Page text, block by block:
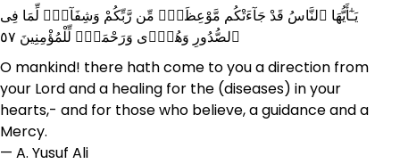
يَـٰٓأَيُّهَا ٱلنَّاسُ قَدْ جَآءَتْكُم مَّوْعِظَةٌۭ مِّن رَّبِّكُمْ وَشِفَآءٌۭ لِّمَا فِى
ٱلصُّدُورِ وَهُدًۭى وَرَحْمَةٌۭ لِّلْمُؤْمِنِينَ ٥٧
O mankind! there hath come to you a direction from
your Lord and a healing for the (diseases) in your
hearts,- and for those who believe, a guidance and a
Mercy.
— A. Yusuf Ali